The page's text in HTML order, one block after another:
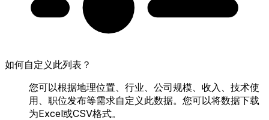
如何自定义此列表？
您可以根据地理位置、行业、公司规模、收入、技术使
用、职位发布等需求自定义此数据。您可以将数据下载
为Excel或CSV格式。